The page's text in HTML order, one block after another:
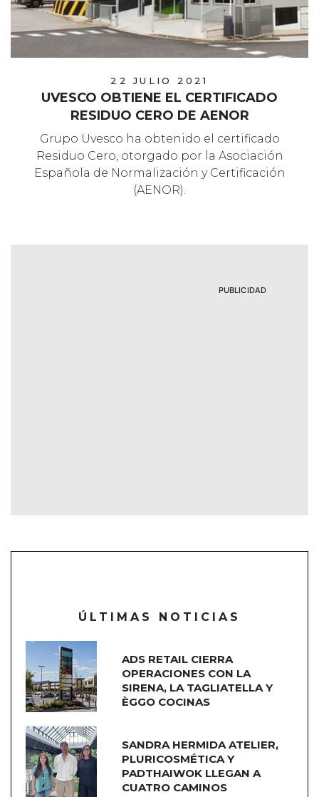
22 JULIO 2021
UVESCO OBTIENE EL CERTIFICADO
RESIDUO CERO DE AENOR
Grupo Uvesco ha obtenido el certificado
Residuo Cero, otorgado por la Asociación
Española de Normalización y Certificación
(AENOR).
PUBLICIDAD
ÚLTIMAS NOTICIAS
ADS RETAIL CIERRA
OPERACIONES CON LA
SIRENA, LA TAGLIATELLA Y
ÈGGO COCINAS
SANDRA HERMIDA ATELIER,
PLURICOSMÉTICA Y
PADTHAIWOK LLEGAN A
CUATRO CAMINOS